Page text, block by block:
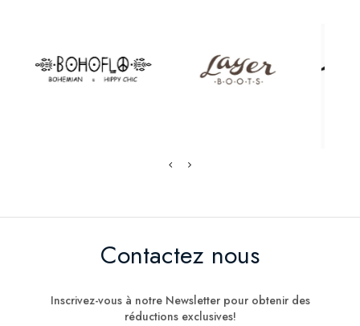
Contactez nous
Inscrivez-vous à notre Newsletter pour obtenir des
réductions exclusives!